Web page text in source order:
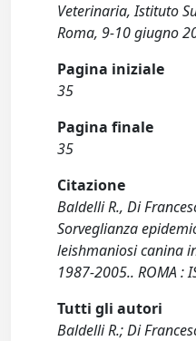
Veterinaria, Istituto
Roma, 9-10 giugno
Pagina iniziale
35
Pagina finale
35
Citazione
Baldelli R., Di
Sorveglianza
leishmaniosi canina
1987-2005.. ROMA :
Tutti gli autori
Baldelli R.; Di